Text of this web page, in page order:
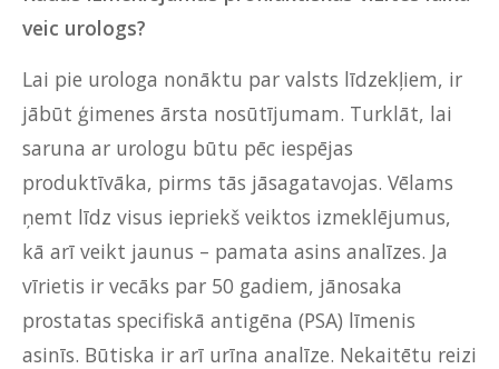
veic urologs?
Lai pie urologa nonāktu par valsts līdzekļiem, ir
jābūt ģimenes ārsta nosūtījumam. Turklāt, lai
saruna ar urologu būtu pēc iespējas
produktīvāka, pirms tās jāsagatavojas. Vēlams
ņemt līdz visus iepriekš veiktos izmeklējumus,
kā arī veikt jaunus – pamata asins analīzes. Ja
vīrietis ir vecāks par 50 gadiem, jānosaka
prostatas specifiskā antigēna (PSA) līmenis
asinīs. Būtiska ir arī urīna analīze. Nekaitētu reizi